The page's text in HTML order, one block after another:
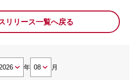
リリース一覧へ戻る
年 月